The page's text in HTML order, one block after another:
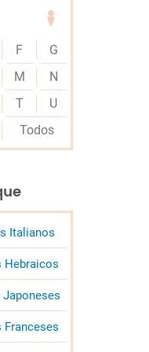
F
G
M
N
T
U
Todos
Italianos
Hebraicos
Franceses